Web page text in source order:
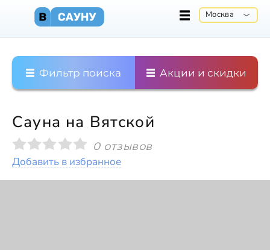
Москва
Фильтр поиска Акции и скидки
Сауна на Вятской
0 отзывов
Добавить в избранное